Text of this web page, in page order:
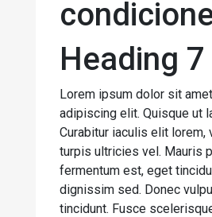
Heading 7
Lorem ipsum dolor sit
adipiscing elit. Quisque ut
Curabitur iaculis elit lorem,
turpis ultricies vel. Mauris
fermentum est, eget
dignissim sed. Donec
tincidunt. Fusce